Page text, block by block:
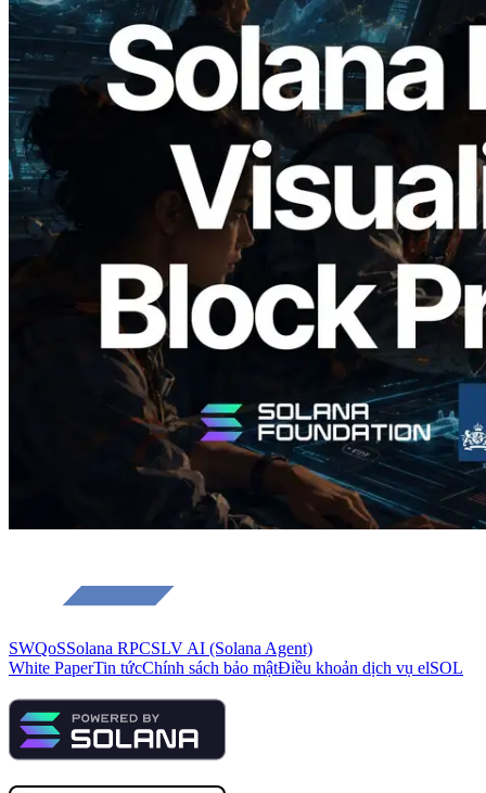
2026.05.24
Validators Solutions ra mắt Solana Block
Analyzer — Trực quan hóa thời gian tạo
block và validator phụ trách theo từng
slot
Đọc bài viết này
SWQoSSolana RPCSLV AI (Solana Agent)
White PaperTin tứcChính sách bảo mậtĐiều khoản dịch vụ elSOL